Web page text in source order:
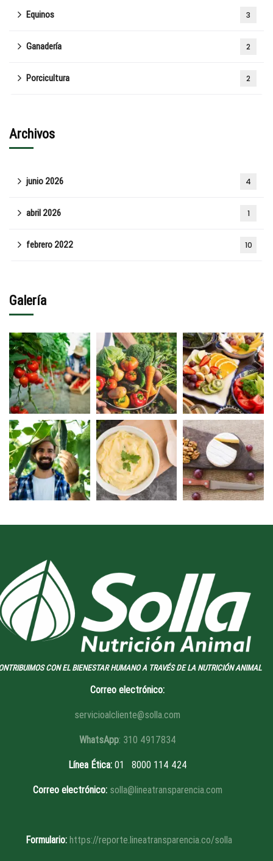
Equinos 3
Ganadería 2
Porcicultura 2
Archivos
junio 2026 4
abril 2026 1
febrero 2022 10
Galería
CON EL BIENESTAR HUMANO A TRAVÉS DE LA NUTRICIÓN ANIMAL
Correo electrónico:
servicioalcliente@solla.com
WhatsApp: 310 4917834
Línea Ética:01 8000 114 424
Correo electrónico: solla@lineatransparencia.com
Formulario: https://reporte.lineatransparencia.co/solla